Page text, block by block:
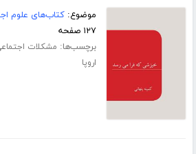
موضوع:کتاب‌های علوم
۱۲۷ صفحه
برچسب‌ها: مشکلات
اروپا